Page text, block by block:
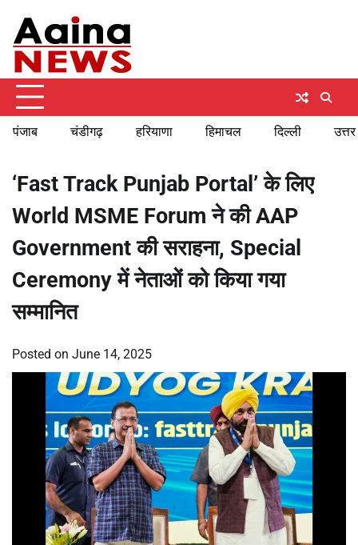
content
पंजाब चंडीगढ़ हरियाणा हिमाचल दिल्ली
‘Fast Track Punjab Portal’ के लिए
World MSME Forum ने की AAP
Government की सराहना, Special
Ceremony में नेताओं को किया गया
सम्मानित
Posted on June 14, 2025